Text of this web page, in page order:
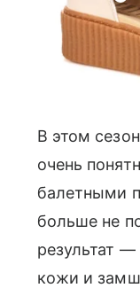
В этом
очень
балетными
больше не
результат
кожи и